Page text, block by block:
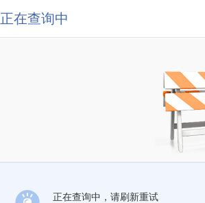
正在查询中
正在查询中，请刷新重试